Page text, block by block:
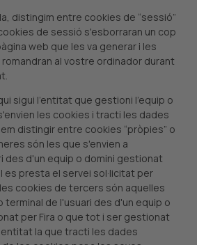
distingim entre cookies de “sessió”
de sessió s'esborraran un cop
web que les va generar i les
al vostre ordinador durant
sigui l'entitat que gestioni l'equip o
les cookies i tracti les dades
distingir entre cookies “pròpies” o
són les que s'envien a
des d'un equip o domini gestionat
es presta el servei sol·licitat per
cookies de tercers són aquelles
terminal de l'usuari des d'un equip o
per Fira o que tot i ser gestionat
entitat la que tracti les dades